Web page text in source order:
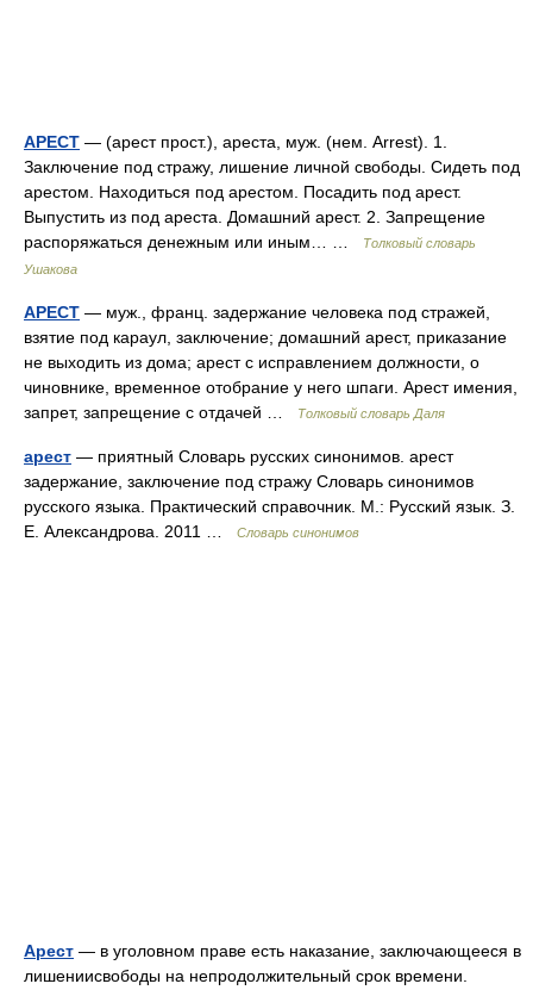
АРЕСТ — (арест прост.), ареста, муж. (нем. Arrest). 1.
Заключение под стражу, лишение личной свободы. Сидеть под
арестом. Находиться под арестом. Посадить под арест.
Выпустить из под ареста. Домашний арест. 2. Запрещение
распоряжаться денежным или иным… …
Толковый словарь
Ушакова
АРЕСТ — муж., франц. задержание человека под стражей,
взятие под караул, заключение; домашний арест, приказание
не выходить из дома; арест с исправлением должности, о
чиновнике, временное отобрание у него шпаги. Арест имения,
запрет, запрещение с отдачей …
Толковый словарь Даля
арест — приятный Словарь русских синонимов. арест
задержание, заключение под стражу Словарь синонимов
русского языка. Практический справочник. М.: Русский язык. З.
Е. Александрова. 2011 …
Словарь синонимов
Арест — в уголовном праве есть наказание, заключающееся в
лишениисвободы на непродолжительный срок времени.